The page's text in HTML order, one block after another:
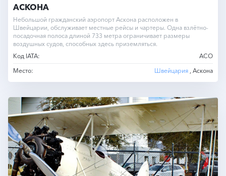
АСКОНА
Небольшой гражданский аэропорт Аскона расположен в
Швейцарии, обслуживает местные рейсы и чартеры. Одна взлётно-
посадочная полоса длиной 733 метра ограничивает размеры
воздушных судов, способных здесь приземляться.
Код IATA:
ACO
Место:
Швейцария , Аскона